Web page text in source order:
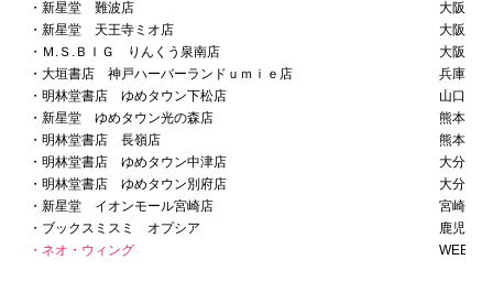
・新星堂 難波店
大阪府
・新星堂 天王寺ミオ店
大阪府
・Ｍ.Ｓ.ＢＩＧ りんくう泉南店
大阪府
・大垣書店 神戸ハーバーランドｕｍｉｅ店
兵庫県
・明林堂書店 ゆめタウン下松店
山口県
・新星堂 ゆめタウン光の森店
熊本県
・明林堂書店 長嶺店
熊本県
・明林堂書店 ゆめタウン中津店
大分県
・明林堂書店 ゆめタウン別府店
大分県
・新星堂 イオンモール宮崎店
宮崎県
・ブックスミスミ オプシア
鹿児島県
・ネオ・ウィング
WEB店